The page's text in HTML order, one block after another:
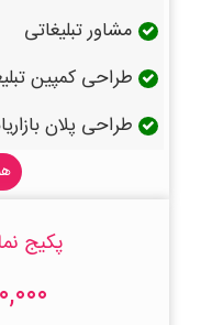
مشاور تبلیغاتی
طراحی کمپین
طراحی پلان
پکیج